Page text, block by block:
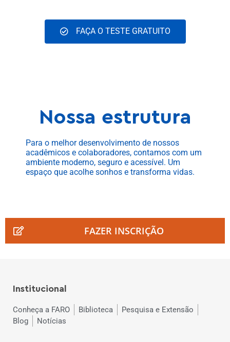
FAÇA O TESTE GRATUITO
Nossa estrutura
Para o melhor desenvolvimento de nossos
acadêmicos e colaboradores, contamos com um
ambiente moderno, seguro e acessível. Um
espaço que acolhe sonhos e transforma vidas.
FAZER INSCRIÇÃO
Institucional
Conheça a FARO Biblioteca
Pesquisa e Extensão
Blog
Notícias